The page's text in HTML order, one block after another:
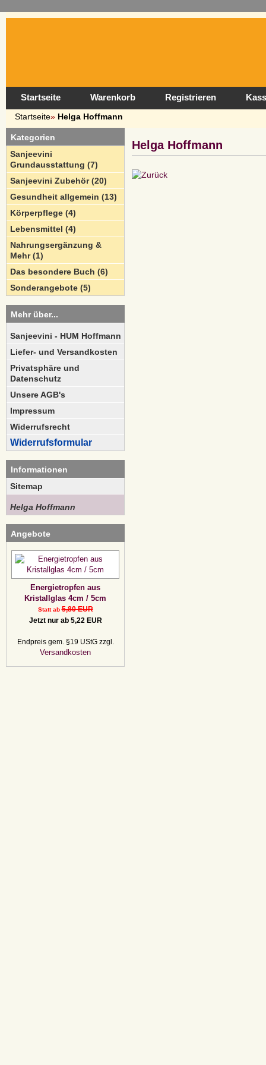
Startseite Warenkorb Registrieren
Startseite» Helga Hoffmann
Kategorien
Sanjeevini
Grundausstattung (7)
Sanjeevini Zubehör (20)
Gesundheit allgemein (13)
Körperpflege (4)
Lebensmittel (4)
Nahrungsergänzung &
Mehr (1)
Das besondere Buch (6)
Sonderangebote (5)
Mehr über...
Sanjeevini - HUM Hoffmann
Liefer- und Versandkosten
Privatsphäre und
Datenschutz
Unsere AGB's
Impressum
Widerrufsrecht
Widerrufsformular
Informationen
Sitemap
Helga Hoffmann
Angebote
Energietropfen aus
Kristallglas 4cm / 5cm
Statt ab5,80 EUR
Jetzt nur ab 5,22 EUR
Endpreis gem. §19 UStG zzgl.
Versandkosten
Helga Hoffmann